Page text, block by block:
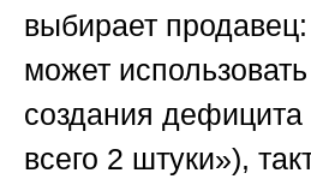
выбирает
может использовать
создания дефицита
всего 2 штуки»),